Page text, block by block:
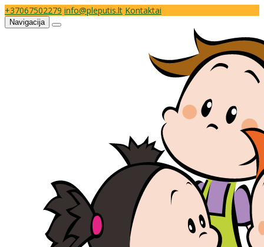
+37067502279 info@pleputis.lt Kontaktai
Navigacija